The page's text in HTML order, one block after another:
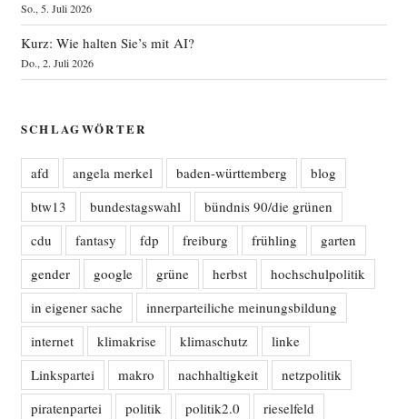
So., 5. Juli 2026
Kurz: Wie halten Sie’s mit AI?
Do., 2. Juli 2026
SCHLAGWÖRTER
afd angela merkel baden-württemberg
blog
btw13
bundestagswahl
bündnis 90/die grünen
cdu
fantasy fdp freiburg frühling
garten
gender
google grüne herbst
hochschulpolitik
in eigener sache
innerparteiliche meinungsbildung
internet
klimakrise klimaschutz
linke
Linkspartei
makro nachhaltigkeit
netzpolitik
piratenpartei
politik politik2.0
rieselfeld